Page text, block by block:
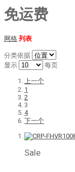
免运费
网格 列表
分类依据
显示
每页
上一个
1
2
3
4
下一个
Sale